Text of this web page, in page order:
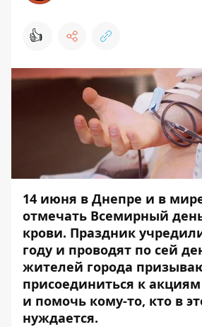
👍
14 июня в Днепре и в
отмечать Всемирный
крови. Праздник
году и проводят по сей
жителей города
присоединиться к
и помочь кому-то, кто в
нуждается.